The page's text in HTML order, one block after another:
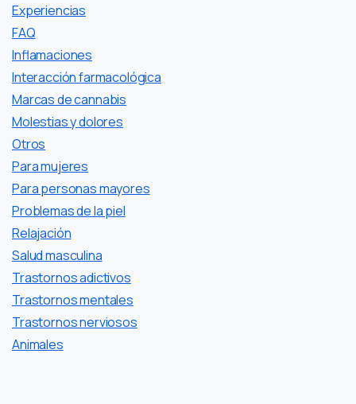
Experiencias
FAQ
Inflamaciones
Interacción farmacológica
Marcas de cannabis
Molestias y dolores
Otros
Para mujeres
Para personas mayores
Problemas de la piel
Relajación
Salud masculina
Trastornos adictivos
Trastornos mentales
Trastornos nerviosos
Аnimales